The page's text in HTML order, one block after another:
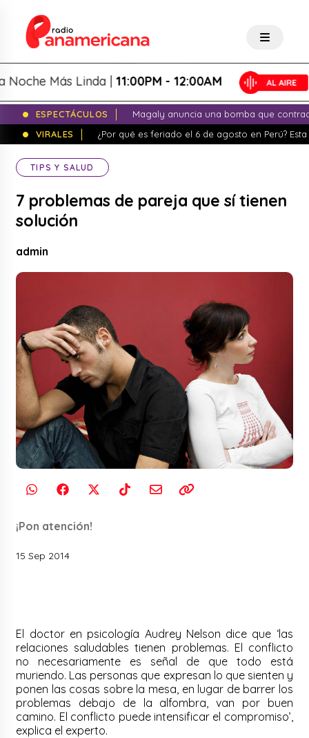
Más Linda |11:00PM - 12:00AM
ESPECTÁCULOS
Magaly anuncia una bomba que
VIRALES
¿Por qué es feriado el 6 de agosto en Perú?
TIPS Y SALUD
7 problemas de pareja que sí tienen
solución
admin
¡Pon atención!
15 Sep 2014
El doctor en psicología Audrey Nelson dice que ‘las
relaciones saludables tienen problemas. El conflicto
no necesariamente es señal de que todo está
muriendo. Las personas que expresan lo que sienten y
ponen las cosas sobre la mesa, en lugar de barrer los
problemas debajo de la alfombra, van por buen
camino. El conflicto puede intensificar el compromiso’,
explica el experto.